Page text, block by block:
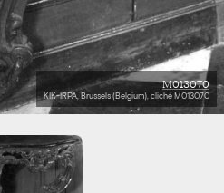
M013070
KIK-IRPA, Brussels (Belgium), cliché M013070